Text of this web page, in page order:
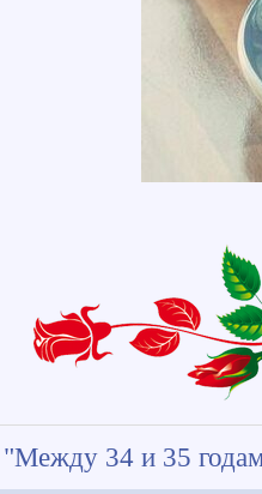
"Между 34 и 35